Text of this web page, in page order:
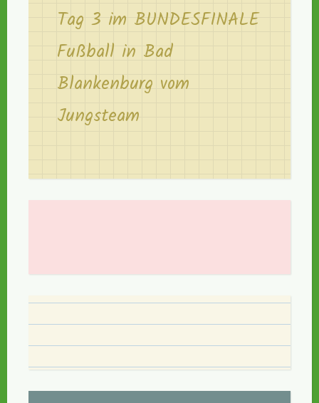
Tag 3 im BUNDESFINALE
Fußball in Bad
Blankenburg vom
Jungsteam